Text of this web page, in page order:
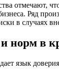
отмечают,
Ряд
в случаях
норм в
язык